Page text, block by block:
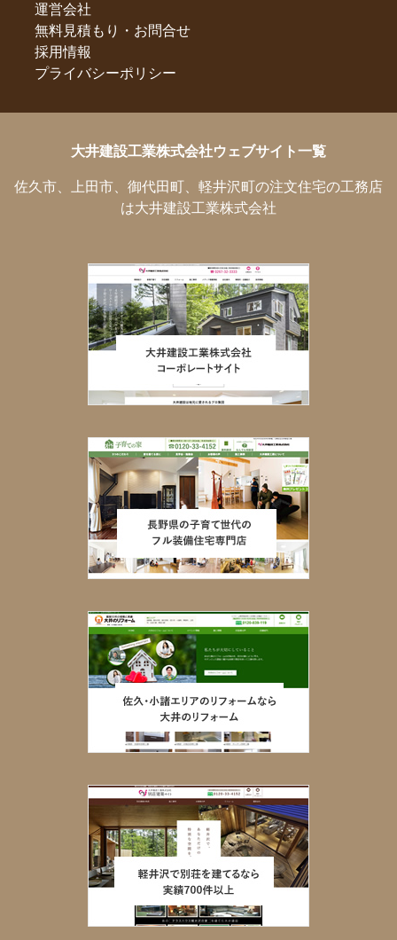
運営会社
無料見積もり・お問合せ
採用情報
プライバシーポリシー
大井建設工業株式会社ウェブサイト一覧
佐久市、上田市、御代田町、軽井沢町の注文住宅の工務店
は大井建設工業株式会社